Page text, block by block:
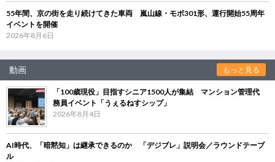
55年間、京の街を走り続けてきた車両 嵐山線・モボ301形、運行開始55周年
イベントを開催
2026年8月6日
動画 もっと見る
「100歳現役」目指すシニア1500人が集結 マンション管理代
務員イベント「うぇるねすシップ」
2026年8月4日
AI時代、「暗黙知」は継承できるのか 「デジブレ」説明会／ラウンドテーブ
ル